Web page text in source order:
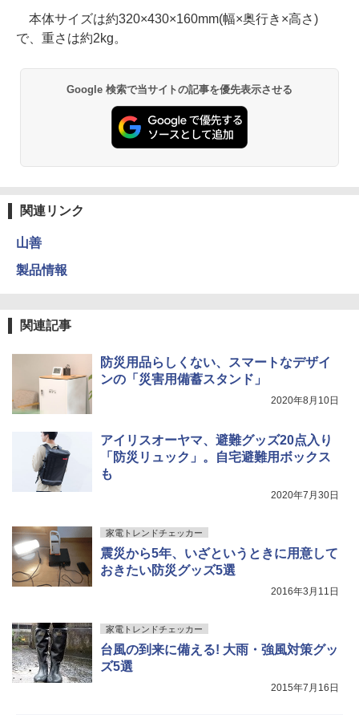
本体サイズは約320×430×160mm(幅×奥行き×高さ)
で、重さは約2kg。
Google 検索で当サイトの記事を優先表示させる
関連リンク
山善
製品情報
関連記事
防災用品らしくない、スマートなデザイ
ンの「災害用備蓄スタンド」
2020年8月10日
アイリスオーヤマ、避難グッズ20点入り
「防災リュック」。自宅避難用ボックス
も
2020年7月30日
家電トレンドチェッカー
震災から5年、いざというときに用意して
おきたい防災グッズ5選
2016年3月11日
家電トレンドチェッカー
台風の到来に備える! 大雨・強風対策グッ
ズ5選
2015年7月16日